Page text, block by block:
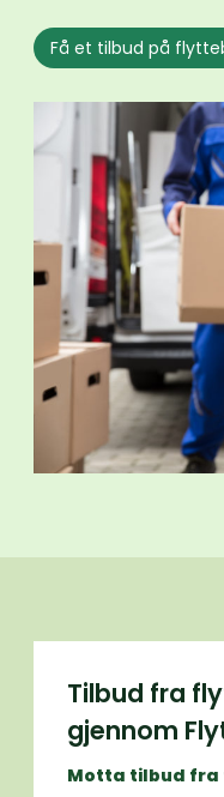
Få et tilbud på
Tilbud fra
gjennom
Motta tilbud fra